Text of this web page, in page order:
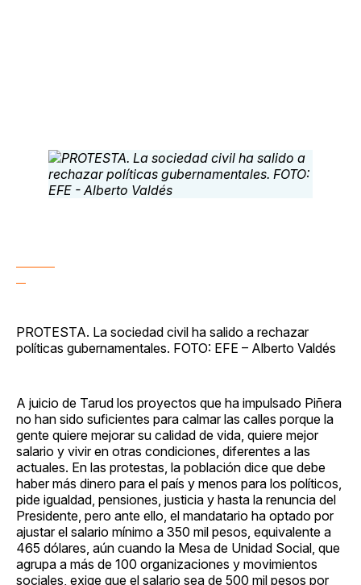
PROTESTA. La sociedad civil ha salido a rechazar
políticas gubernamentales. FOTO: EFE – Alberto Valdés
A juicio de Tarud los proyectos que ha impulsado Piñera
no han sido suficientes para calmar las calles porque la
gente quiere mejorar su calidad de vida, quiere mejor
salario y vivir en otras condiciones, diferentes a las
actuales. En las protestas, la población dice que debe
haber más dinero para el país y menos para los políticos,
pide igualdad, pensiones, justicia y hasta la renuncia del
Presidente, pero ante ello, el mandatario ha optado por
ajustar el salario mínimo a 350 mil pesos, equivalente a
465 dólares, aún cuando la Mesa de Unidad Social, que
agrupa a más de 100 organizaciones y movimientos
sociales, exige que el salario sea de 500 mil pesos por